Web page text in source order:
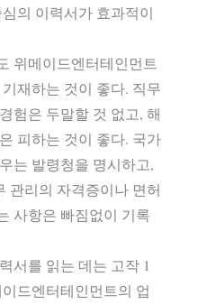
의 이력서가 효과적이
위메이드엔터테인먼트
재하는 것이 좋다. 직무
험은 두말할 것 없고, 해
피하는 것이 좋다. 국가
는 발령청을 명시하고,
관리의 자격증이나 면허
사항은 빠짐없이 기록
서를 읽는 데는 고작 1
드엔터테인먼트의 업